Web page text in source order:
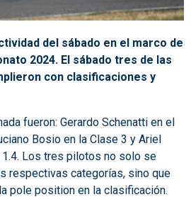
del sábado en el marco de
2024. El sábado tres de las
con clasificaciones y
fueron: Gerardo Schenatti en el
Bosio en la Clase 3 y Ariel
1.4. Los tres pilotos no solo se
respectivas categorías, sino que
pole position en la clasificación.